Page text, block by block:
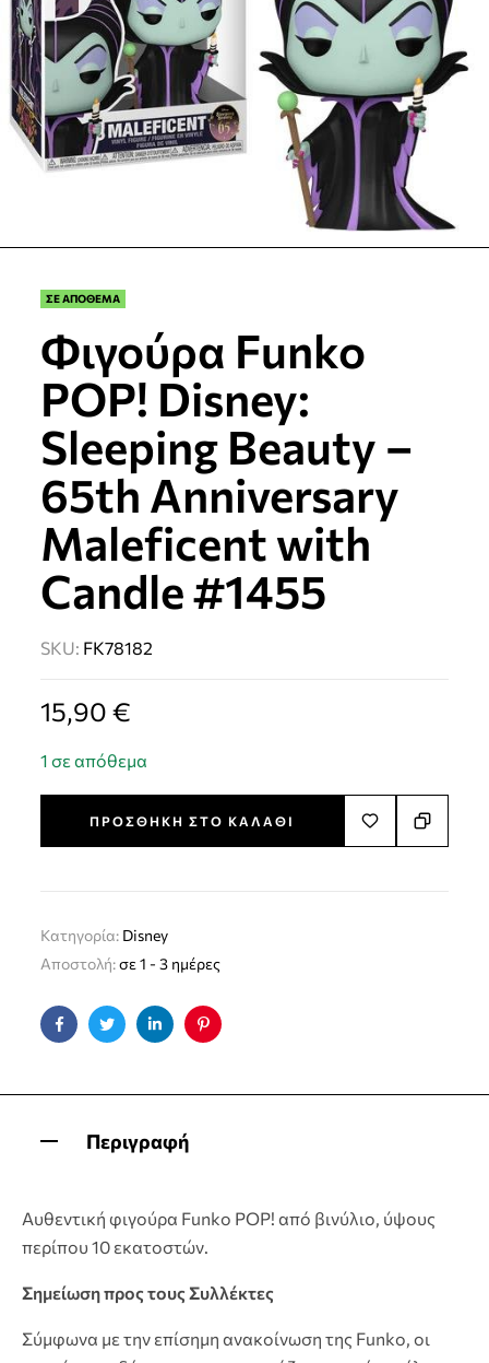
ΣΕ ΑΠΟΘΕΜΑ
Φιγούρα Funko
POP! Disney:
Sleeping Beauty –
65th Anniversary
Maleficent with
Candle #1455
SKU: FK78182
15,90€
1 σε απόθεμα
ΠΡΟΣΘΉΚΗ ΣΤΟ ΚΑΛΆΘΙ
Κατηγορία: Disney
Αποστολή:σε 1 - 3 ημέρες
FacebookTwitterLinkedinPinterest
Περιγραφή
Αυθεντική φιγούρα Funko POP! από βινύλιο, ύψους
περίπου 10 εκατοστών.
Σημείωση προς τους Συλλέκτες
Σύμφωνα με την επίσημη ανακοίνωση της Funko, οι